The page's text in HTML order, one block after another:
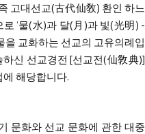
고대선교(古代仙敎) 환인 하느
‘물(水)과 달(月)과 빛(光明) -
을 교화하는 선교의 고유의례입
신 선교경전 [선교전(仙敎典)]
해당합니다.
문화와 선교 문화에 관한 대중